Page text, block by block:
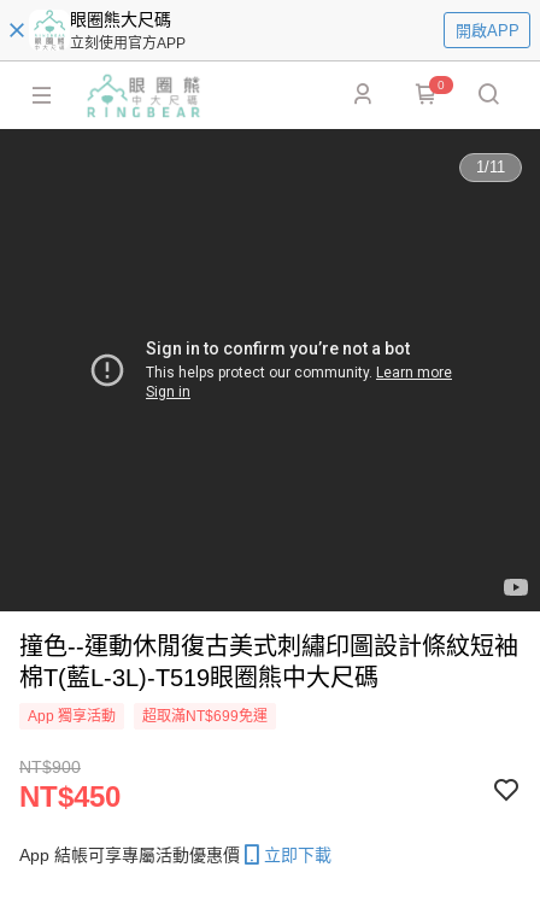
眼圈熊大尺碼
立刻使用官方APP
開啟APP
0
1/11
撞色--運動休閒復古美式刺繡印圖設計條紋短袖
棉T(藍L-3L)-T519眼圈熊中大尺碼
App 獨享活動 超取滿NT$699免運
NT$900
NT$450
App 結帳可享專屬活動優惠價 立即下載